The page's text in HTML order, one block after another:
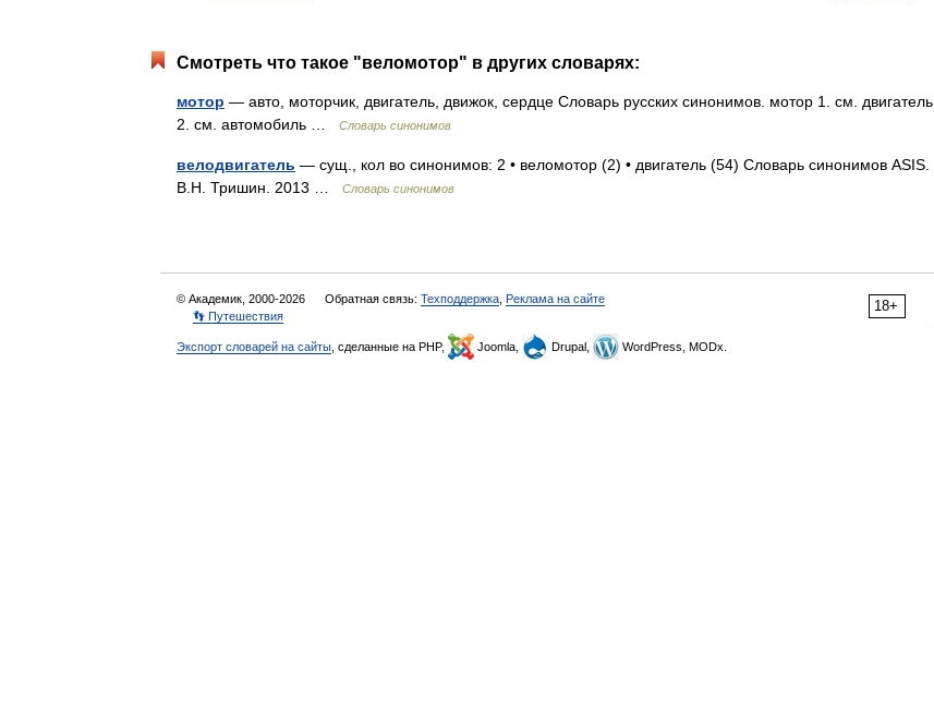
Смотреть что такое "веломотор" в других словарях:
мотор — авто, моторчик, двигатель, движок, сердце Словарь русских синонимов. мотор 1. см. двигатель.
2. см. автомобиль …
Словарь синонимов
велодвигатель — сущ., кол во синонимов: 2 • веломотор (2) • двигатель (54) Словарь синонимов ASIS.
В.Н. Тришин. 2013 …
Словарь синонимов
18+
© Академик, 2000-2026 Обратная связь: Техподдержка Реклама на сайте
👣 Путешествия
Экспорт словарей на сайты , сделанные на PHP, Joomla, Drupal, WordPress, MODx.